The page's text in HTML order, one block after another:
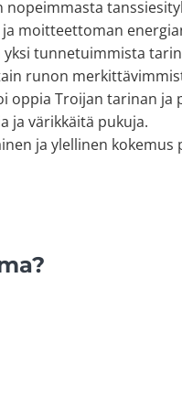
moitteettoman
yksi tunnetuimmista
runon
oppia Troijan tarinan ja
ja värikkäitä pukuja.
ja ylellinen kokemus